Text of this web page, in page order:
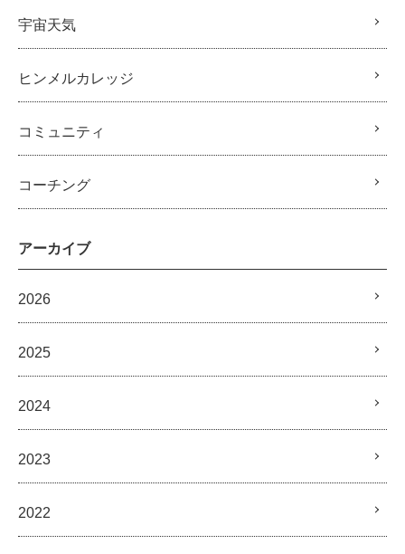
宇宙天気
ヒンメルカレッジ
コミュニティ
コーチング
アーカイブ
2026
2025
2024
2023
2022